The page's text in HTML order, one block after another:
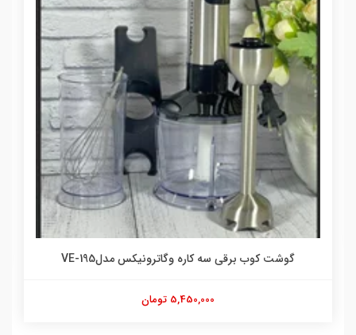
گوشت کوب برقی سه کاره وگاترونیکس مدلVE-195
5,450,000 تومان